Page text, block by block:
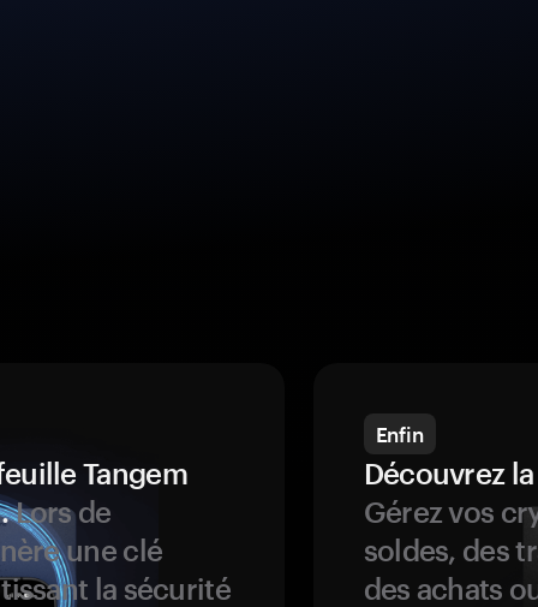
Tangem
Lors de
une clé
la sécurité
Enfin
Découvrez
Gérez vos
soldes, des
des achats